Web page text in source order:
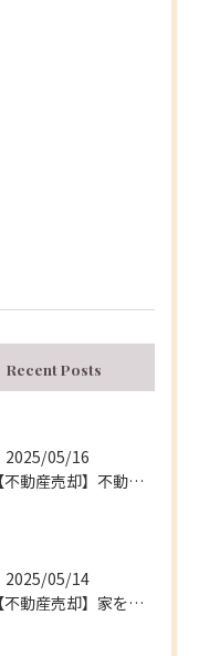
Recent Posts
2025/05/16
【不動産売却】不動産の売買契約時に売主が用意するもの～伊丹市の不動産会社～
2025/05/14
【不動産売却】家を売ったらお金はいつもらえる？～伊丹市の不動産会社～